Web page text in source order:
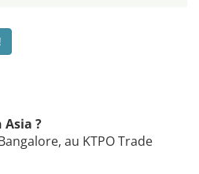
?
au KTPO Trade